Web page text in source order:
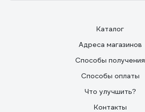
Каталог
Адреса магазинов
Способы получения
Способы оплаты
Что улучшить?
Контакты